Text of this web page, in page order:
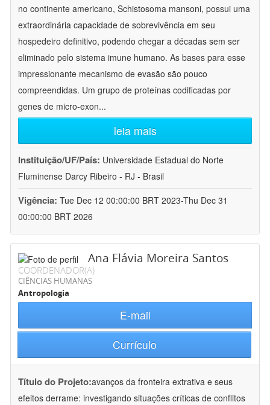
no continente americano, Schistosoma mansoni, possui uma
extraordinária capacidade de sobrevivência em seu
hospedeiro definitivo, podendo chegar a décadas sem ser
eliminado pelo sistema imune humano. As bases para esse
impressionante mecanismo de evasão são pouco
compreendidas. Um grupo de proteínas codificadas por
genes de micro-exon...
leia mais
Instituição/UF/País: Universidade Estadual do Norte
Fluminense Darcy Ribeiro - RJ - Brasil
Vigência: Tue Dec 12 00:00:00 BRT 2023-Thu Dec 31
00:00:00 BRT 2026
Ana Flávia Moreira Santos
COORDENADOR(A)
CIÊNCIAS HUMANAS
Antropologia
E-mail
Currículo
Título do Projeto:avanços da fronteira extrativa e seus
efeitos derrame: investigando situações críticas de conflitos